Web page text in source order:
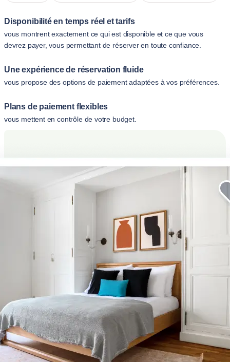
Disponibilité en temps réel et tarifs
vous montrent exactement ce qui est disponible et ce que vous
devrez payer, vous permettant de réserver en toute confiance.
Une expérience de réservation fluide
vous propose des options de paiement adaptées à vos préférences.
Plans de paiement flexibles
vous mettent en contrôle de votre budget.
Améliorez votre séjour
professionnel.